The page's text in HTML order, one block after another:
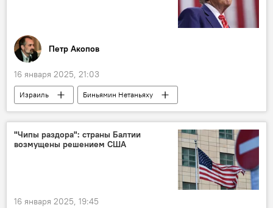
Петр Акопов
16 января 2025, 21:03
Израиль
Биньямин Нетаньяху
США
Дональд Трамп
Палестина
политика
Колумнисты
"Чипы раздора": страны Балтии
возмущены решением США
16 января 2025, 19:45